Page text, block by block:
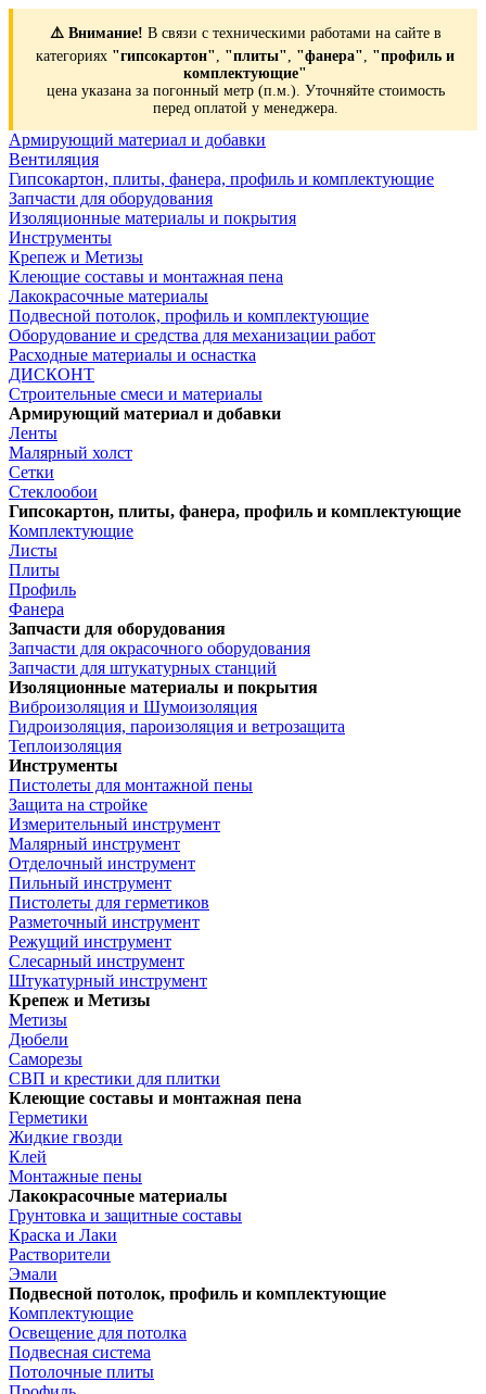
⚠️ Внимание! В связи с техническими работами на сайте в
категориях "гипсокартон", "плиты", "фанера", "профиль и
комплектующие"
цена указана за погонный метр (п.м.). Уточняйте стоимость
перед оплатой у менеджера.
Армирующий материал и добавки
Вентиляция
Гипсокартон, плиты, фанера, профиль и комплектующие
Запчасти для оборудования
Изоляционные материалы и покрытия
Инструменты
Крепеж и Метизы
Клеющие составы и монтажная пена
Лакокрасочные материалы
Подвесной потолок, профиль и комплектующие
Оборудование и средства для механизации работ
Расходные материалы и оснастка
ДИСКОНТ
Строительные смеси и материалы
Армирующий материал и добавки
Ленты
Малярный холст
Сетки
Стеклообои
Гипсокартон, плиты, фанера, профиль и комплектующие
Комплектующие
Листы
Плиты
Профиль
Фанера
Запчасти для оборудования
Запчасти для окрасочного оборудования
Запчасти для штукатурных станций
Изоляционные материалы и покрытия
Виброизоляция и Шумоизоляция
Гидроизоляция, пароизоляция и ветрозащита
Теплоизоляция
Инструменты
Пистолеты для монтажной пены
Защита на стройке
Измерительный инструмент
Малярный инструмент
Отделочный инструмент
Пильный инструмент
Пистолеты для герметиков
Разметочный инструмент
Режущий инструмент
Слесарный инструмент
Штукатурный инструмент
Крепеж и Метизы
Метизы
Дюбели
Саморезы
СВП и крестики для плитки
Клеющие составы и монтажная пена
Герметики
Жидкие гвозди
Клей
Монтажные пены
Лакокрасочные материалы
Грунтовка и защитные составы
Краска и Лаки
Растворители
Эмали
Подвесной потолок, профиль и комплектующие
Комплектующие
Освещение для потолка
Подвесная система
Потолочные плиты